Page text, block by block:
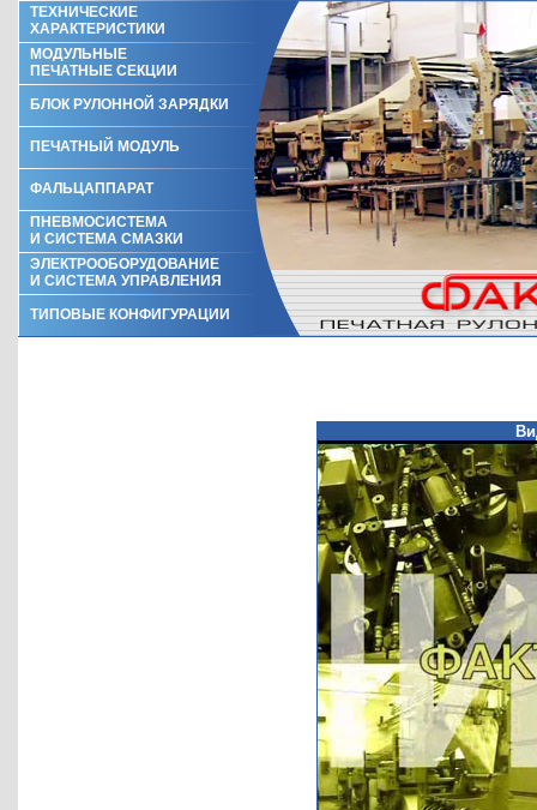
ТЕХНИЧЕСКИЕ
ХАРАКТЕРИСТИКИ
МОДУЛЬНЫЕ
ПЕЧАТНЫЕ СЕКЦИИ
БЛОК РУЛОННОЙ ЗАРЯДКИ
ПЕЧАТНЫЙ МОДУЛЬ
ФАЛЬЦАППАРАТ
ПНЕВМОСИСТЕМА
И СИСТЕМА СМАЗКИ
ЭЛЕКТРООБОРУДОВАНИЕ
И СИСТЕМА УПРАВЛЕНИЯ
ТИПОВЫЕ КОНФИГУРАЦИИ